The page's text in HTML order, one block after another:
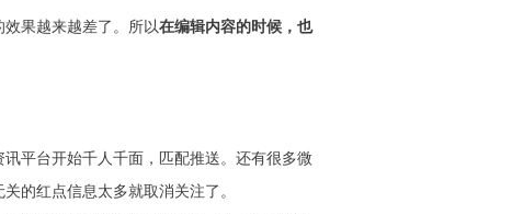
果越来越差了。所以在编辑内容的时候，也
平台开始千人千面，匹配推送。还有很多微
的红点信息太多就取消关注了。